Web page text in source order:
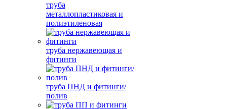
труба
металлопластиковая и
полиэтиленовая
труба нержавеющая и
фитинги
труба ПНД и фитинги/
полив